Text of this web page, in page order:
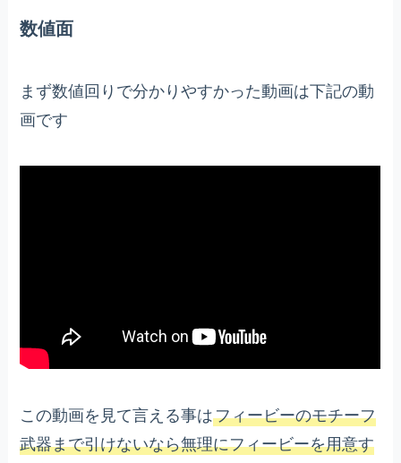
数値面
まず数値回りで分かりやすかった動画は下記の動
画です
この動画を見て言える事はフィービーのモチーフ
武器まで引けないなら無理にフィービーを用意す